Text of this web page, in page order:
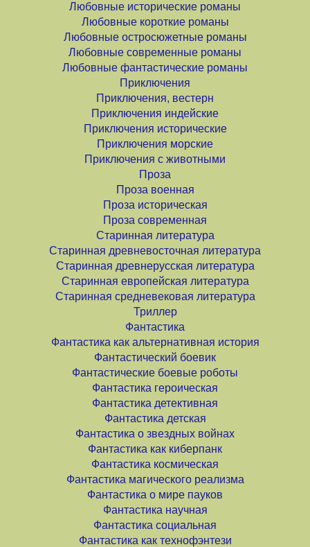
Любовные исторические романы
Любовные короткие романы
Любовные остросюжетные романы
Любовные современные романы
Любовные фантастические романы
Приключения
Приключения, вестерн
Приключения индейские
Приключения исторические
Приключения морские
Приключения с животными
Проза
Проза военная
Проза историческая
Проза современная
Старинная литература
Старинная древневосточная литература
Старинная древнерусская литература
Старинная европейская литература
Старинная средневековая литература
Триллер
Фантастика
Фантастика как альтернативная история
Фантастический боевик
Фантастические боевые роботы
Фантастика героическая
Фантастика детективная
Фантастика детская
Фантастика о звездных войнах
Фантастика как киберпанк
Фантастика космическая
Фантастика магического реализма
Фантастика о мире пауков
Фантастика научная
Фантастика социальная
Фантастика как технофэнтези